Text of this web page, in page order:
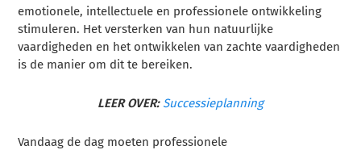
emotionele, intellectuele en professionele ontwikkeling
stimuleren. Het versterken van hun natuurlijke
vaardigheden en het ontwikkelen van zachte vaardigheden
is de manier om dit te bereiken.
LEER OVER: Successieplanning
Vandaag de dag moeten professionele